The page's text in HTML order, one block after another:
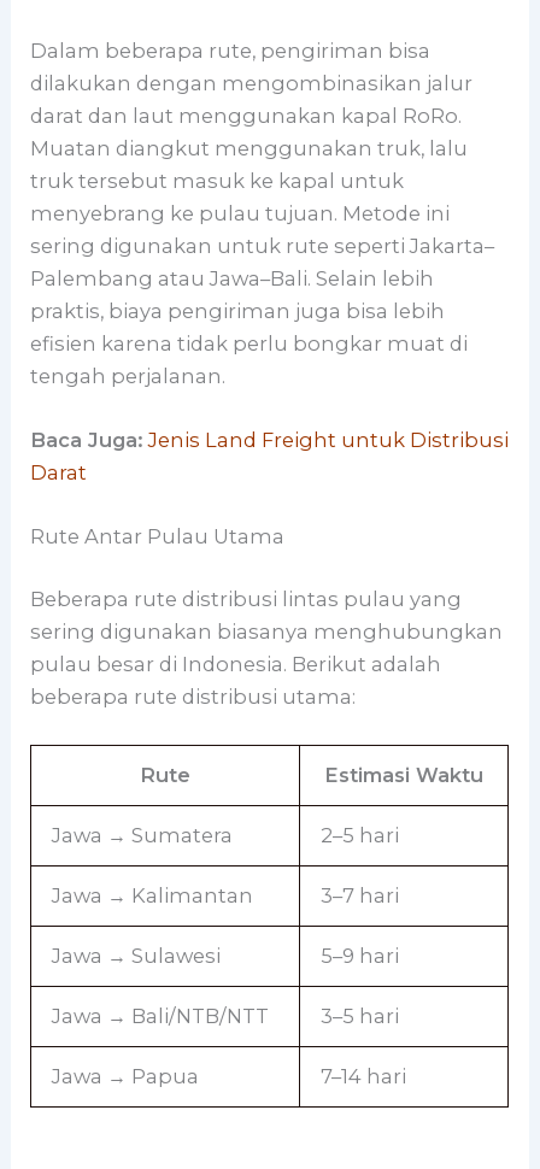
Dalam beberapa rute, pengiriman bisa
dilakukan dengan mengombinasikan jalur
darat dan laut menggunakan kapal RoRo.
Muatan diangkut menggunakan truk, lalu
truk tersebut masuk ke kapal untuk
menyebrang ke pulau tujuan. Metode ini
sering digunakan untuk rute seperti Jakarta–
Palembang atau Jawa–Bali. Selain lebih
praktis, biaya pengiriman juga bisa lebih
efisien karena tidak perlu bongkar muat di
tengah perjalanan.
Baca Juga: Jenis Land Freight untuk Distribusi
Darat
Rute Antar Pulau Utama
Beberapa rute distribusi lintas pulau yang
sering digunakan biasanya menghubungkan
pulau besar di Indonesia. Berikut adalah
beberapa rute distribusi utama:
Rute Estimasi Waktu
Jawa → Sumatera 2–5 hari
Jawa → Kalimantan 3–7 hari
Jawa → Sulawesi 5–9 hari
Jawa → Bali/NTB/NTT 3–5 hari
Jawa → Papua 7–14 hari